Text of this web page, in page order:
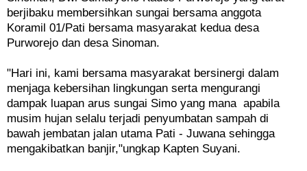
berjibaku membersihkan sungai bersama anggota
Koramil 01/Pati bersama masyarakat kedua desa
Purworejo dan desa Sinoman.
"Hari ini, kami bersama masyarakat bersinergi dalam
menjaga kebersihan lingkungan serta mengurangi
dampak luapan arus sungai Simo yang mana apabila
musim hujan selalu terjadi penyumbatan sampah di
bawah jembatan jalan utama Pati - Juwana sehingga
mengakibatkan banjir,"ungkap Kapten Suyani.